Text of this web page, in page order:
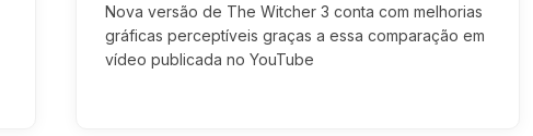
Nova versão de The Witcher 3 conta com melhorias
gráficas perceptíveis graças a essa comparação em
vídeo publicada no YouTube